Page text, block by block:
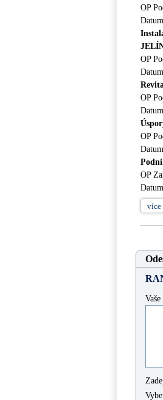
OP
OP
OP
OP
OP
více